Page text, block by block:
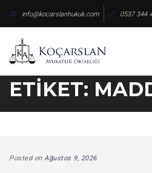
content
info@kocarslanhukuk.com 0537 344
ETIKET:
Posted on Ağustos 9, 2026